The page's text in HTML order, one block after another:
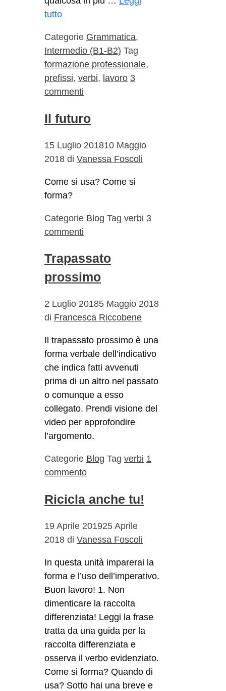
tutto
Categorie Grammatica,
Intermedio (B1-B2) Tag
formazione professionale,
prefissi, verbi, lavoro 3
commenti
Il futuro
15 Luglio 201810 Maggio
2018 di Vanessa Foscoli
Come si usa? Come si
forma?
Categorie Blog Tag verbi 3
commenti
Trapassato
prossimo
2 Luglio 20185 Maggio 2018
di Francesca Riccobene
Il trapassato prossimo è una
forma verbale dell’indicativo
che indica fatti avvenuti
prima di un altro nel passato
o comunque a esso
collegato. Prendi visione del
video per approfondire
l’argomento.
Categorie Blog Tag verbi 1
commento
Ricicla anche tu!
19 Aprile 201925 Aprile
2018 di Vanessa Foscoli
In questa unità imparerai la
forma e l’uso dell’imperativo.
Buon lavoro! 1. Non
dimenticare la raccolta
differenziata! Leggi la frase
tratta da una guida per la
raccolta differenziata e
osserva il verbo evidenziato.
Come si forma? Quando di
usa? Sotto hai una breve e